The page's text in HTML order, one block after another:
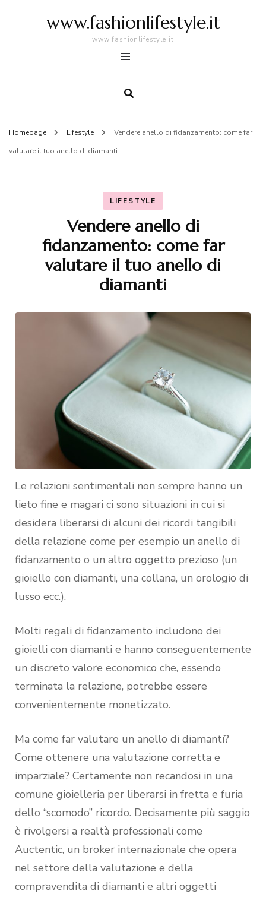
www.fashionlifestyle.it
www.fashionlifestyle.it
Homepage Lifestyle
Vendere anello di fidanzamento: come far
valutare il tuo anello di diamanti
LIFESTYLE
Vendere anello di
fidanzamento: come far
valutare il tuo anello di
diamanti
Le relazioni sentimentali non sempre hanno un
lieto fine e magari ci sono situazioni in cui si
desidera liberarsi di alcuni dei ricordi tangibili
della relazione come per esempio un anello di
fidanzamento o un altro oggetto prezioso (un
gioiello con diamanti, una collana, un orologio di
lusso ecc.).
Molti regali di fidanzamento includono dei
gioielli con diamanti e hanno conseguentemente
un discreto valore economico che, essendo
terminata la relazione, potrebbe essere
convenientemente monetizzato.
Ma come far valutare un anello di diamanti?
Come ottenere una valutazione corretta e
imparziale? Certamente non recandosi in una
comune gioielleria per liberarsi in fretta e furia
dello “scomodo” ricordo. Decisamente più saggio
è rivolgersi a realtà professionali come
Auctentic, un broker internazionale che opera
nel settore della valutazione e della
compravendita di diamanti e altri oggetti